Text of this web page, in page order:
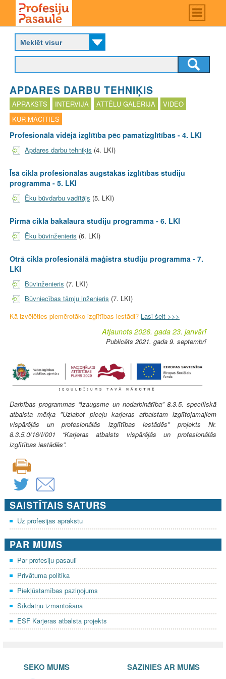
main
content
Main
menu
P
o
f
e
i
j
u
p
a
s
a
l
e
APDARES DARBU TEHNIĶIS
APRAKSTS INTERVIJA ATTĒLU GALERIJA
VIDEO
KUR MĀCĪTIES
Profesionālā vidējā izglītība pēc pamatizglītības - 4. LKI
Apdares darbu tehniķis (4. LKI)
Īsā cikla profesionālās augstākās izglītības studiju
programma - 5. LKI
Ēku būvdarbu vadītājs (5. LKI)
Pirmā cikla bakalaura studiju programma - 6. LKI
Ēku būvinženieris (6. LKI)
Otrā cikla profesionālā maģistra studiju programma - 7.
LKI
Būvinženieris (7. LKI)
Būvniecības tāmju inženieris (7. LKI)
Kā izvēlēties piemērotāko izglītības iestādi? Lasi šeit >>>
Atjaunots 2026. gada 23. janvārī
Publicēts 2021. gada 9. septembrī
Darbības programmas “Izaugsme un nodarbinātība” 8.3.5. specifiskā
atbalsta mērķa "Uzlabot pieeju karjeras atbalstam izglītojamajiem
vispārējās un profesionālās izglītības iestādēs" projekts Nr.
8.3.5.0/16/I/001 “Karjeras atbalsts vispārējās un profesionālās
izglītības iestādēs”.
SAISTĪTAIS SATURS
Uz profesijas aprakstu
PAR MUMS
Par profesiju pasauli
Privātuma politika
Piekļūstamības paziņojums
Sīkdatņu izmantošana
ESF Karjeras atbalsta projekts
SEKO MUMS SAZINIES AR MUMS